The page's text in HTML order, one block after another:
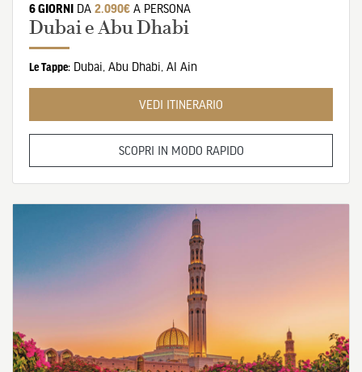
6 GIORNI DA 2.090€ A PERSONA
Dubai e Abu Dhabi
Le Tappe: Dubai Abu Dhabi Al Ain
VEDI ITINERARIO
SCOPRI IN MODO RAPIDO